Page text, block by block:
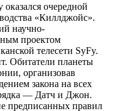
оказался очередной
«Киллджойс».
научно-
проектом
телесети SyFy.
Обитатели планеты
организовав
закона на всех
— Датч и Джон.
предписанных правил